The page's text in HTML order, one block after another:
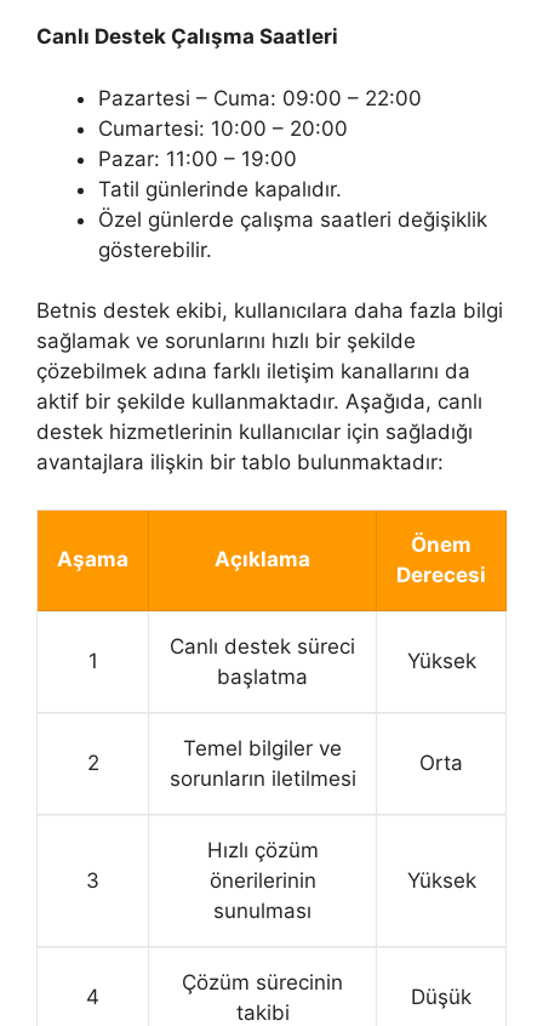
Canlı Destek Çalışma Saatleri
Pazartesi – Cuma: 09:00 – 22:00
Cumartesi: 10:00 – 20:00
Pazar: 11:00 – 19:00
Tatil günlerinde kapalıdır.
Özel günlerde çalışma saatleri değişiklik
gösterebilir.
Betnis destek ekibi, kullanıcılara daha fazla bilgi
sağlamak ve sorunlarını hızlı bir şekilde
çözebilmek adına farklı iletişim kanallarını da
aktif bir şekilde kullanmaktadır. Aşağıda, canlı
destek hizmetlerinin kullanıcılar için sağladığı
avantajlara ilişkin bir tablo bulunmaktadır:
Aşama Açıklama
Önem
Derecesi
1
Canlı destek süreci
başlatma
Yüksek
2
Temel bilgiler ve
sorunların iletilmesi
Orta
3
Hızlı çözüm
önerilerinin
sunulması
Yüksek
4
Çözüm sürecinin
takibi
Düşük